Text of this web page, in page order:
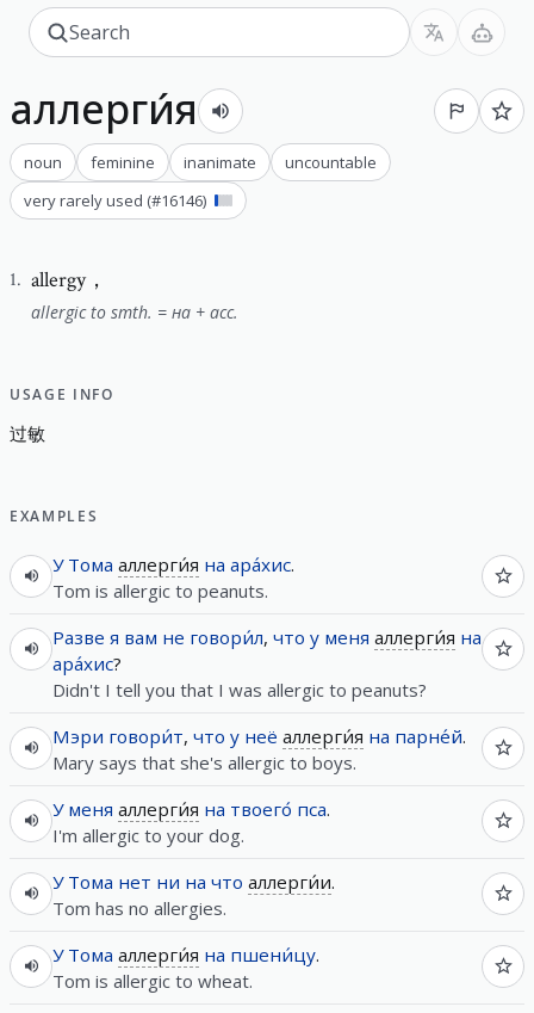
аллерги́я
noun feminine inanimate
uncountable
very rarely used (#16146)
1. allergy，
allergic to smth. = на + acc.
USAGE INFO
过敏
EXAMPLES
У Тома аллерги́я на ара́хис.
Tom is allergic to peanuts.
Разве я вам не говори́л, что у меня аллерги́я на
ара́хис?
Didn't I tell you that I was allergic to peanuts?
Мэри говори́т, что у неё аллерги́я на парне́й.
Mary says that she's allergic to boys.
У меня аллерги́я на твоего́ пса.
I'm allergic to your dog.
У Тома нет ни на что аллерги́и.
Tom has no allergies.
У Тома аллерги́я на пшени́цу.
Tom is allergic to wheat.